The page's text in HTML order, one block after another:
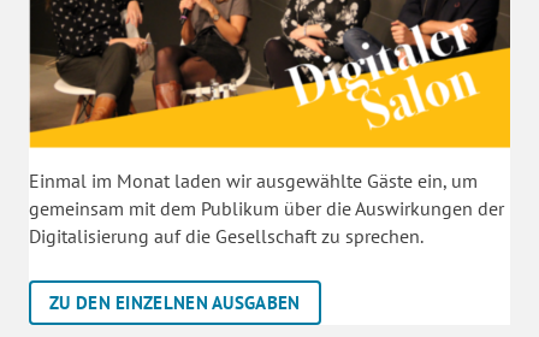
Einmal im Monat laden wir ausgewählte Gäste ein, um
gemeinsam mit dem Publikum über die Auswirkungen der
Digitalisierung auf die Gesellschaft zu sprechen.
ZU DEN EINZELNEN AUSGABEN